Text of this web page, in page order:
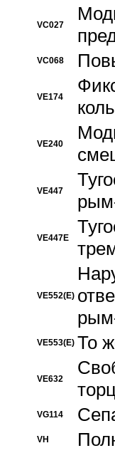
VC027
VC068
VE174
VE240
VE447
VE447E
VE552(E)
VE553(E) То
VE632
VG114
VH